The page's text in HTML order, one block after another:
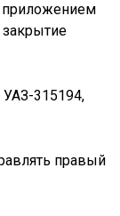
приложением
УАЗ-315194,
правый